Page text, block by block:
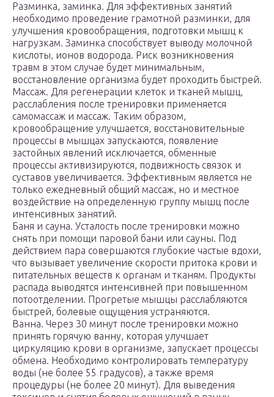
Разминка, заминка. Для эффективных занятий
необходимо проведение грамотной разминки, для
улучшения кровообращения, подготовки мышц к
нагрузкам. Заминка способствует выводу молочной
кислоты, ионов водорода. Риск возникновения
травм в этом случае будет минимальным,
восстановление организма будет проходить быстрей.
Массаж. Для регенерации клеток и тканей мышц,
расслабления после тренировки применяется
самомассаж и массаж. Таким образом,
кровообращение улучшается, восстановительные
процессы в мышцах запускаются, появление
застойных явлений исключается, обменные
процессы активизируются, подвижность связок и
суставов увеличивается. Эффективным является не
только ежедневный общий массаж, но и местное
воздействие на определенную группу мышц после
интенсивных занятий.
Баня и сауна. Усталость после тренировки можно
снять при помощи паровой бани или сауны. Под
действием пара совершаются глубокие частые вдохи,
что вызывает увеличение скорости притока крови и
питательных веществ к органам и тканям. Продукты
распада выводятся интенсивней при повышенном
потоотделении. Прогретые мышцы расслабляются
быстрей, болевые ощущения устраняются.
Ванна. Через 30 минут после тренировки можно
принять горячую ванну, которая улучшает
циркуляцию крови в организме, запускает процессы
обмена. Необходимо контролировать температуру
воды (не более 55 градусов), а также время
процедуры (не более 20 минут). Для выведения